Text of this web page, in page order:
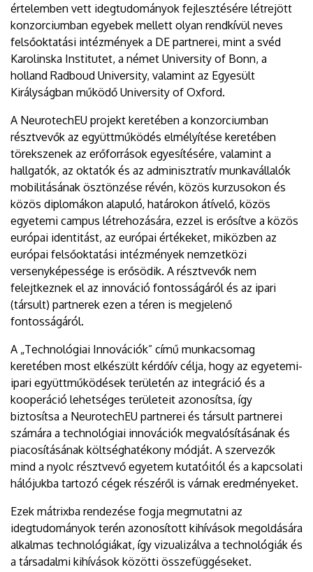
értelemben vett idegtudományok fejlesztésére létrejött
konzorciumban egyebek mellett olyan rendkívül neves
felsőoktatási intézmények a DE partnerei, mint a svéd
Karolinska Institutet, a német University of Bonn, a
holland Radboud University, valamint az Egyesült
Királyságban működő University of Oxford.
A NeurotechEU projekt keretében a konzorciumban
résztvevők az együttműködés elmélyítése keretében
törekszenek az erőforrások egyesítésére, valamint a
hallgatók, az oktatók és az adminisztratív munkavállalók
mobilitásának ösztönzése révén, közös kurzusokon és
közös diplomákon alapuló, határokon átívelő, közös
egyetemi campus létrehozására, ezzel is erősítve a közös
európai identitást, az európai értékeket, miközben az
európai felsőoktatási intézmények nemzetközi
versenyképessége is erősödik. A résztvevők nem
felejtkeznek el az innováció fontosságáról és az ipari
(társult) partnerek ezen a téren is megjelenő
fontosságáról.
A „Technológiai Innovációk” című munkacsomag
keretében most elkészült kérdőív célja, hogy az egyetemi-
ipari együttműködések területén az integráció és a
kooperáció lehetséges területeit azonosítsa, így
biztosítsa a NeurotechEU partnerei és társult partnerei
számára a technológiai innovációk megvalósításának és
piacosításának költséghatékony módját. A szervezők
mind a nyolc résztvevő egyetem kutatóitól és a kapcsolati
hálójukba tartozó cégek részéről is várnak eredményeket.
Ezek mátrixba rendezése fogja megmutatni az
idegtudományok terén azonosított kihívások megoldására
alkalmas technológiákat, így vizualizálva a technológiák és
a társadalmi kihívások közötti összefüggéseket.